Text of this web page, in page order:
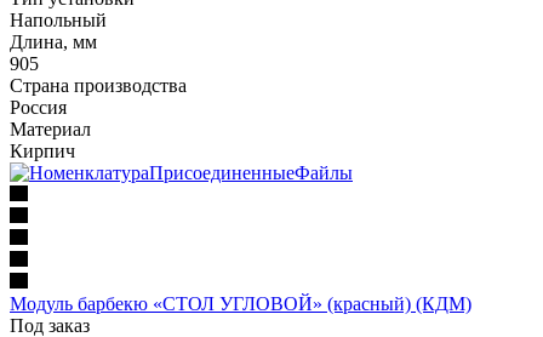
Напольный
Длина, мм
905
Страна производства
Россия
Материал
Кирпич
Модуль барбекю «СТОЛ УГЛОВОЙ» (красный) (КДМ)
Под заказ